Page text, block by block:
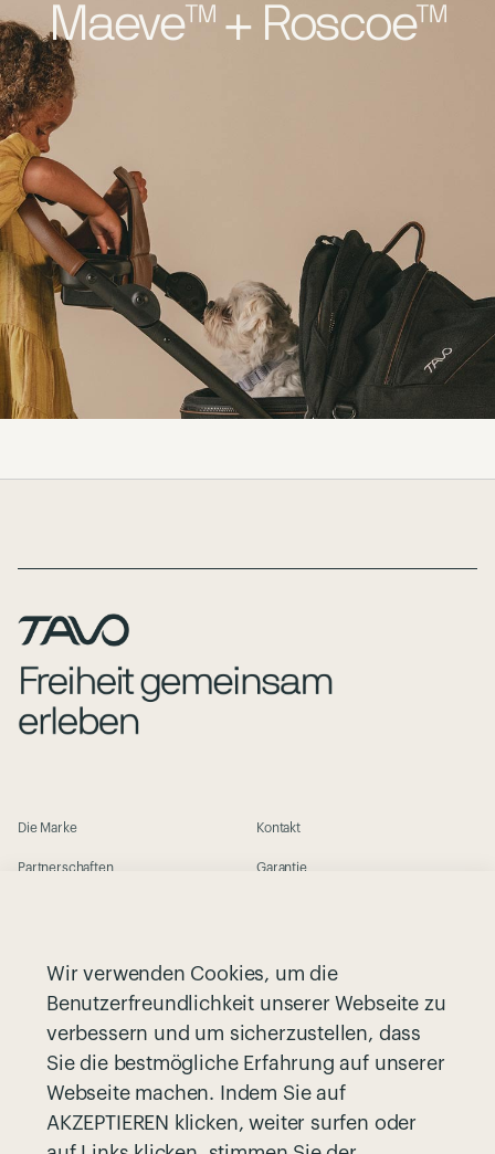
Wir verwenden Cookies, um die
Benutzerfreundlichkeit unserer Webseite zu
verbessern und um sicherzustellen, dass
Sie die bestmögliche Erfahrung auf unserer
Webseite machen. Indem Sie auf
AKZEPTIEREN klicken, weiter surfen oder
Maeve™ + Roscoe™
Die Marke
Partnerschaften
Nuna | Babyausstattung
Ein Geschäft finden
Kontakt
Garantie
Datenschutzrichtlinie
Allgemeine Geschäftsbedingungen
Registriere dein Produkt
Melde dich für unseren Newsletter an und bleibe auf dem Laufenden: